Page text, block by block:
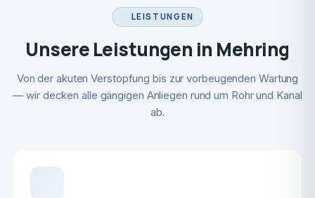
LEISTUNGEN
Unsere Leistungen in Mehring
Von der akuten Verstopfung bis zur vorbeugenden Wartung
— wir decken alle gängigen Anliegen rund um Rohr und Kanal
ab.